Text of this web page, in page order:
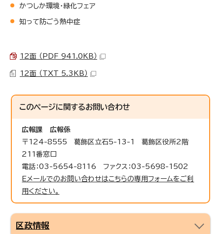
かつしか環境・緑化フェア
知って防ごう熱中症
12面 （PDF 941.0KB）
12面 （TXT 5.3KB）
このページに関するお問い合わせ
広報課
広報係
〒124-8555 葛飾区立石5-13-1 葛飾区役所2階
211番窓口
電話：03-5654-8116 ファクス：03-5698-1502
Eメールでのお問い合わせはこちらの専用フォームをご利
用ください。
区政情報